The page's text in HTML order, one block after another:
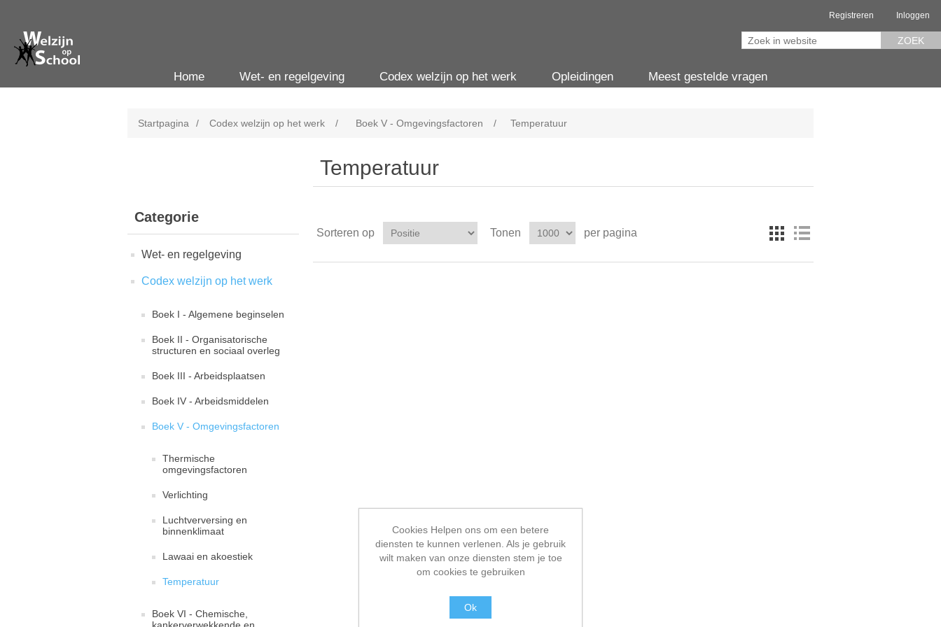
Registreren Inloggen
ZOEK
Home Wet- en regelgeving Codex welzijn op het werk Opleidingen Meest gestelde vragen
Startpagina / Codex welzijn op het werk / Boek V - Omgevingsfactoren / Temperatuur
Categorie
Wet- en regelgeving
Codex welzijn op het werk
Boek I - Algemene beginselen
Boek II - Organisatorische
structuren en sociaal overleg
Boek III - Arbeidsplaatsen
Boek IV - Arbeidsmiddelen
Boek V - Omgevingsfactoren
Thermische
omgevingsfactoren
Verlichting
Luchtverversing en
binnenklimaat
Lawaai en akoestiek
Temperatuur
Boek VI - Chemische,
Temperatuur
Sorteren op Tonen per pagina
Cookies Helpen ons om een betere
diensten te kunnen verlenen. Als je gebruik
wilt maken van onze diensten stem je toe
om cookies te gebruiken
Ok